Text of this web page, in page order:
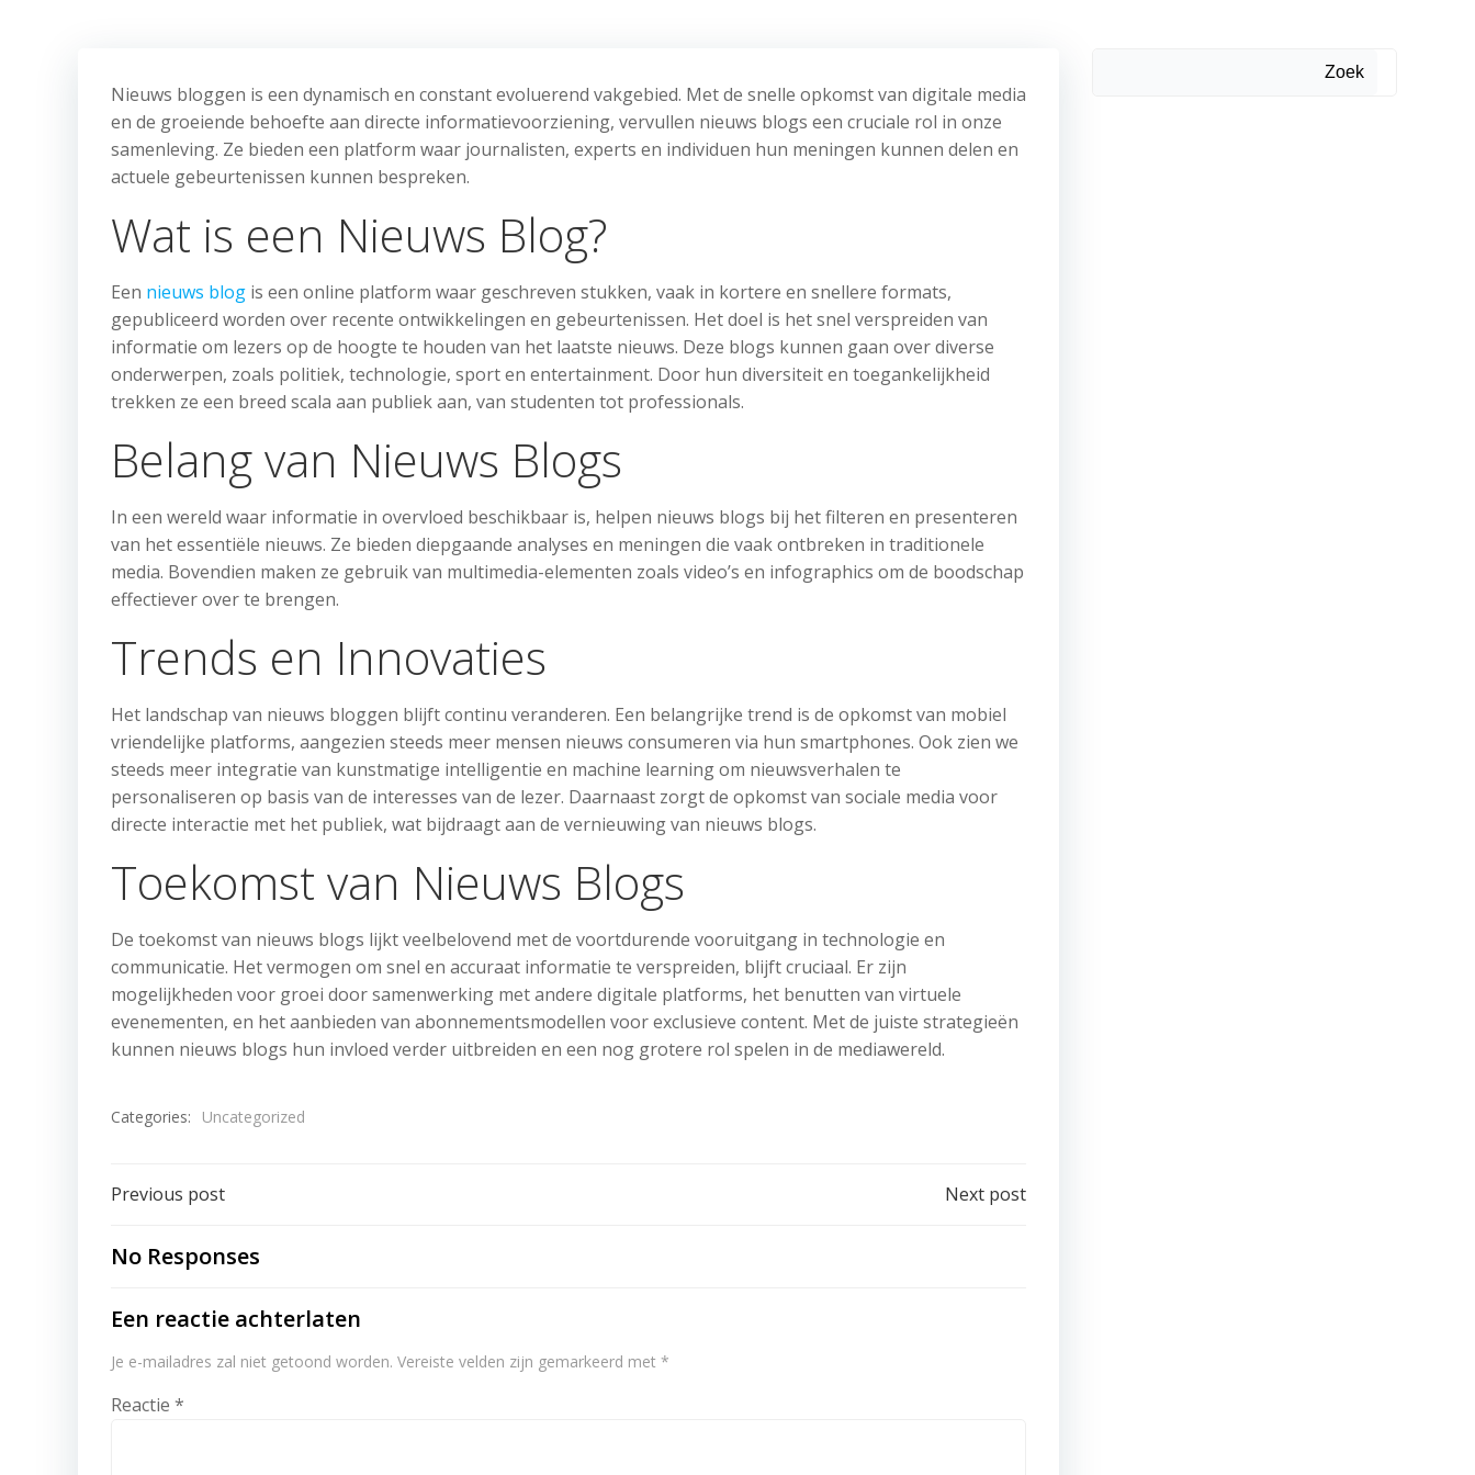
Nieuws bloggen is een dynamisch en constant evoluerend vakgebied. Met de snelle opkomst van digitale media
en de groeiende behoefte aan directe informatievoorziening, vervullen nieuws blogs een cruciale rol in onze
samenleving. Ze bieden een platform waar journalisten, experts en individuen hun meningen kunnen delen en
actuele gebeurtenissen kunnen bespreken.
Wat is een Nieuws Blog?
Een nieuws blog is een online platform waar geschreven stukken, vaak in kortere en snellere formats,
gepubliceerd worden over recente ontwikkelingen en gebeurtenissen. Het doel is het snel verspreiden van
informatie om lezers op de hoogte te houden van het laatste nieuws. Deze blogs kunnen gaan over diverse
onderwerpen, zoals politiek, technologie, sport en entertainment. Door hun diversiteit en toegankelijkheid
trekken ze een breed scala aan publiek aan, van studenten tot professionals.
Belang van Nieuws Blogs
In een wereld waar informatie in overvloed beschikbaar is, helpen nieuws blogs bij het filteren en presenteren
van het essentiële nieuws. Ze bieden diepgaande analyses en meningen die vaak ontbreken in traditionele
media. Bovendien maken ze gebruik van multimedia-elementen zoals video’s en infographics om de boodschap
effectiever over te brengen.
Trends en Innovaties
Het landschap van nieuws bloggen blijft continu veranderen. Een belangrijke trend is de opkomst van mobiel
vriendelijke platforms, aangezien steeds meer mensen nieuws consumeren via hun smartphones. Ook zien we
steeds meer integratie van kunstmatige intelligentie en machine learning om nieuwsverhalen te
personaliseren op basis van de interesses van de lezer. Daarnaast zorgt de opkomst van sociale media voor
directe interactie met het publiek, wat bijdraagt aan de vernieuwing van nieuws blogs.
Toekomst van Nieuws Blogs
De toekomst van nieuws blogs lijkt veelbelovend met de voortdurende vooruitgang in technologie en
communicatie. Het vermogen om snel en accuraat informatie te verspreiden, blijft cruciaal. Er zijn
mogelijkheden voor groei door samenwerking met andere digitale platforms, het benutten van virtuele
evenementen, en het aanbieden van abonnementsmodellen voor exclusieve content. Met de juiste strategieën
kunnen nieuws blogs hun invloed verder uitbreiden en een nog grotere rol spelen in de mediawereld.
Categories: Uncategorized
Post
navigation
Previous post Next post
No Responses
Een reactie achterlaten
Je e-mailadres zal niet getoond worden. Vereiste velden zijn gemarkeerd met *
Reactie *
Zoek